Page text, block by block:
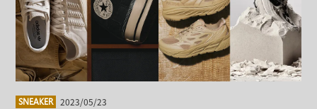
SNEAKER 2023/05/23